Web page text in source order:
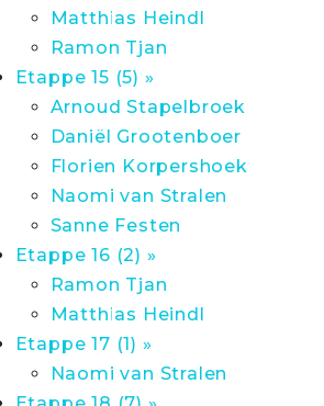
Matthias Heindl
Ramon Tjan
Etappe 15 (5) »
Arnoud Stapelbroek
Daniël Grootenboer
Florien Korpershoek
Naomi van Stralen
Sanne Festen
Etappe 16 (2) »
Ramon Tjan
Matthias Heindl
Etappe 17 (1) »
Naomi van Stralen